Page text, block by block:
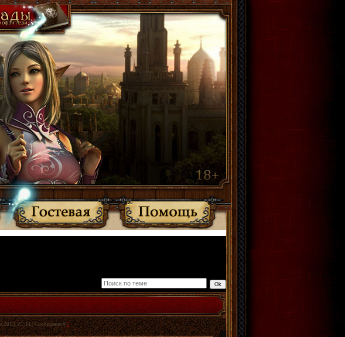
2013, 21:11 | Сообщение #1